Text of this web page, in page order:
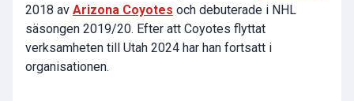
2018 av Arizona Coyotes och debuterade i NHL
säsongen 2019/20. Efter att Coyotes flyttat
verksamheten till Utah 2024 har han fortsatt i
organisationen.